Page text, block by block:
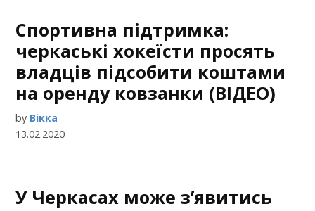
Спортивна підтримка:
черкаські хокеїсти просять
владців підсобити коштами
на оренду ковзанки (ВІДЕО)
by Вікка
13.02.2020
У Черкасах може з’явитись